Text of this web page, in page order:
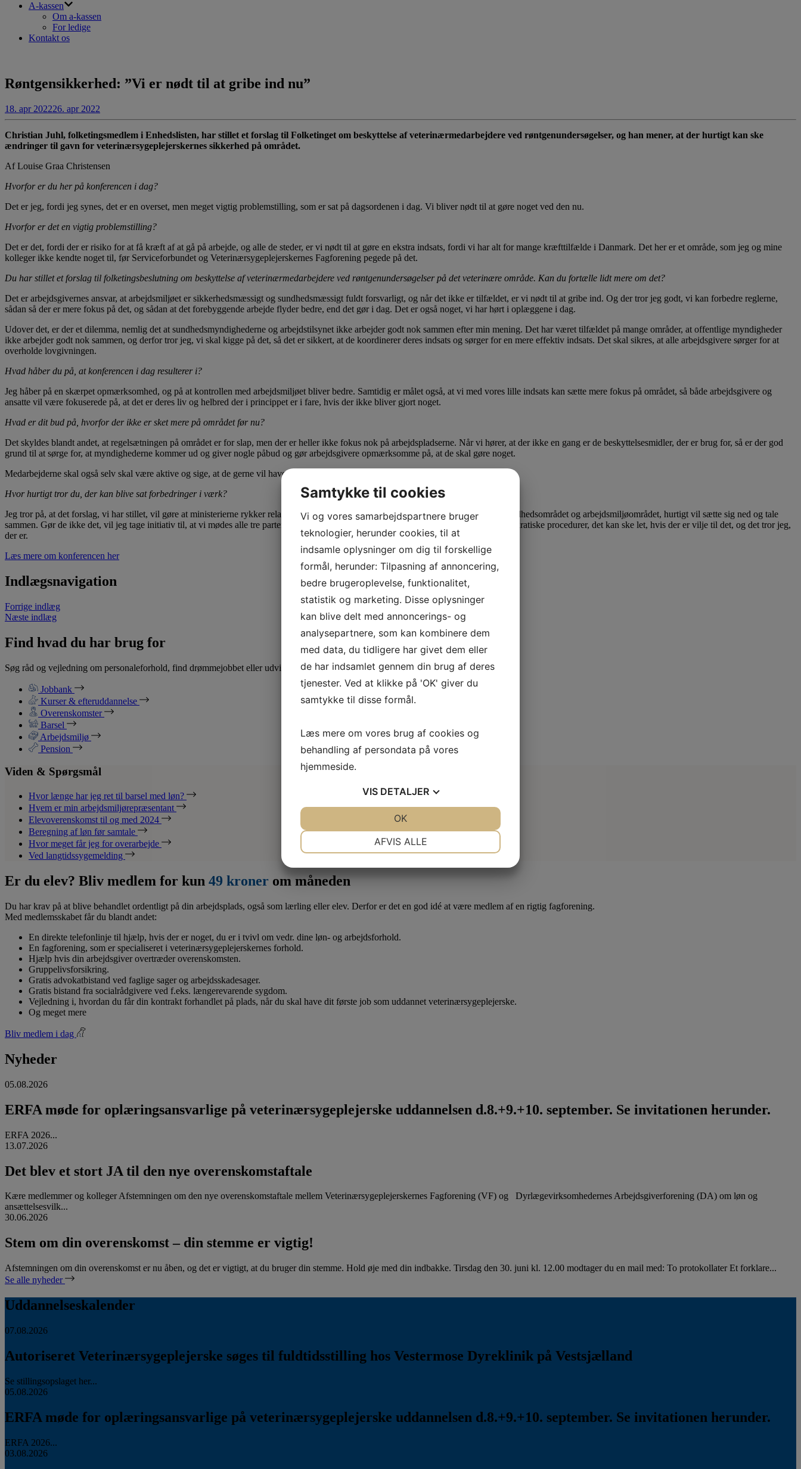
A-kassen
Om a-kassen
For ledige
Kontakt os
Røntgensikkerhed: ”Vi er nødt til at gribe ind nu”
18. apr 202226. apr 2022
Christian Juhl, folketingsmedlem i Enhedslisten, har stillet et forslag til Folketinget om beskyttelse af veterinærmedarbejdere ved røntgenundersøgelser, og han mener, at der hurtigt kan ske
ændringer til gavn for veterinærsygeplejerskernes sikkerhed på området.
Af Louise Graa Christensen
Hvorfor er du her på konferencen i dag?
Det er jeg, fordi jeg synes, det er en overset, men meget vigtig problemstilling, som er sat på dagsordenen i dag. Vi bliver nødt til at gøre noget ved den nu.
Hvorfor er det en vigtig problemstilling?
Det er det, fordi der er risiko for at få kræft af at gå på arbejde, og alle de steder, er vi nødt til at gøre en ekstra indsats, fordi vi har alt for mange kræfttilfælde i Danmark. Det her er et område, som jeg og mine
kolleger ikke kendte noget til, før Serviceforbundet og Veterinærsygeplejerskernes Fagforening pegede på det.
Du har stillet et forslag til folketingsbeslutning om beskyttelse af veterinærmedarbejdere ved røntgenundersøgelser på det veterinære område. Kan du fortælle lidt mere om det?
Det er arbejdsgivernes ansvar, at arbejdsmiljøet er sikkerhedsmæssigt og sundhedsmæssigt fuldt forsvarligt, og når det ikke er tilfældet, er vi nødt til at gribe ind. Og der tror jeg godt, vi kan forbedre reglerne,
sådan så der er mere fokus på det, og sådan at det forebyggende arbejde flyder bedre, end det gør i dag. Det er også noget, vi har hørt i oplæggene i dag.
Udover det, er der et dilemma, nemlig det at sundhedsmyndighederne og arbejdstilsynet ikke arbejder godt nok sammen efter min mening. Det har været tilfældet på mange områder, at offentlige myndigheder
ikke arbejder godt nok sammen, og derfor tror jeg, vi skal kigge på det, så det er sikkert, at de koordinerer deres indsats og sørger for en mere effektiv indsats. Det skal sikres, at alle arbejdsgivere sørger for at
overholde lovgivningen.
Hvad håber du på, at konferencen i dag resulterer i?
Jeg håber på en skærpet opmærksomhed, og på at kontrollen med arbejdsmiljøet bliver bedre. Samtidig er målet også, at vi med vores lille indsats kan sætte mere fokus på området, så både arbejdsgivere og
ansatte vil være fokuserede på, at det er deres liv og helbred der i princippet er i fare, hvis der ikke bliver gjort noget.
Hvad er dit bud på, hvorfor der ikke er sket mere på området før nu?
Det skyldes blandt andet, at regelsætningen på området er for slap, men der er heller ikke fokus nok på arbejdspladserne. Når vi hører, at der ikke en gang er de beskyttelsesmidler, der er brug for, så er der god
grund til at sørge for, at myndighederne kommer ud og giver nogle påbud og gør arbejdsgivere opmærksomme på, at de skal gøre noget.
Medarbejderne skal også selv skal være aktive og sige, at de gerne vil have, at reglerne bliver overholdt, så de kan blive fuldt beskyttet.
Hvor hurtigt tror du, der kan blive sat forbedringer i værk?
Jeg tror på, at det forslag, vi har stillet, vil gøre at ministerierne rykker relativt hurtigt, og jeg tror også, at de ministre, vi har inden for sundhedsområdet og arbejdsmiljøområdet, hurtigt vil sætte sig ned og tale
sammen. Gør de ikke det, vil jeg tage initiativ til, at vi mødes alle tre parter, for at det kan ske hurtigt. Der er ingen grund til lange bureaukratiske procedurer, det kan ske let, hvis der er vilje til det, og det tror jeg,
der er.
Læs mere om konferencen her
Indlægsnavigation
Forrige indlæg
Næste indlæg
Find hvad du har brug for
Søg råd og vejledning om personaleforhold, find drømmejobbet eller udvid din viden med specialiserede kurser.
Jobbank
Kurser & efteruddannelse
Overenskomster
Barsel
Arbejdsmiljø
Pension
Viden & Spørgsmål
Hvor længe har jeg ret til barsel med løn?
Hvem er min arbejdsmiljørepræsentant
Elevoverenskomst til og med 2024
Beregning af løn før samtale
Hvor meget får jeg for overarbejde
Ved langtidssygemelding
Er du elev? Bliv medlem for kun 49 kroner om måneden
Du har krav på at blive behandlet ordentligt på din arbejdsplads, også som lærling eller elev. Derfor er det en god idé at være medlem af en rigtig fagforening.
Med medlemsskabet får du blandt andet:
En direkte telefonlinje til hjælp, hvis der er noget, du er i tvivl om vedr. dine løn- og arbejdsforhold.
En fagforening, som er specialiseret i veterinærsygeplejerskernes forhold.
Hjælp hvis din arbejdsgiver overtræder overenskomsten.
Gruppelivsforsikring.
Gratis advokatbistand ved faglige sager og arbejdsskadesager.
Gratis bistand fra socialrådgivere ved f.eks. længerevarende sygdom.
Vejledning i, hvordan du får din kontrakt forhandlet på plads, når du skal have dit første job som uddannet veterinærsygeplejerske.
Og meget mere
Bliv medlem i dag
Nyheder
05.08.2026
ERFA møde for oplæringsansvarlige på veterinærsygeplejerske uddannelsen d.8.+9.+10. september. Se invitationen herunder.
ERFA 2026...
13.07.2026
Det blev et stort JA til den nye overenskomstaftale
Kære medlemmer og kolleger Afstemningen om den nye overenskomstaftale mellem Veterinærsygeplejerskernes Fagforening (VF) og Dyrlægevirksomhedernes Arbejdsgiverforening (DA) om løn og
ansættelsesvilk...
30.06.2026
Stem om din overenskomst – din stemme er vigtig!
Afstemningen om din overenskomst er nu åben, og det er vigtigt, at du bruger din stemme. Hold øje med din indbakke. Tirsdag den 30. juni kl. 12.00 modtager du en mail med: To protokollater Et forklare...
Se alle nyheder
Uddannelseskalender
07.08.2026
Autoriseret Veterinærsygeplejerske søges til fuldtidsstilling hos Vestermose Dyreklinik på Vestsjælland
Se stillingsopslaget her...
05.08.2026
ERFA møde for oplæringsansvarlige på veterinærsygeplejerske uddannelsen d.8.+9.+10. september. Se invitationen herunder.
ERFA 2026...
03.08.2026
Samtykke til cookies
Vi og vores samarbejdspartnere bruger
teknologier, herunder cookies, til at
indsamle oplysninger om dig til forskellige
formål, herunder: Tilpasning af annoncering,
bedre brugeroplevelse, funktionalitet,
statistik og marketing. Disse oplysninger
kan blive delt med annoncerings- og
analysepartnere, som kan kombinere dem
med data, du tidligere har givet dem eller
de har indsamlet gennem din brug af deres
tjenester. Ved at klikke på 'OK' giver du
samtykke til disse formål.
Læs mere om vores brug af cookies og
behandling af persondata på vores
hjemmeside.
VIS DETALJER
MARKETING
AFVIS ALLE
OK